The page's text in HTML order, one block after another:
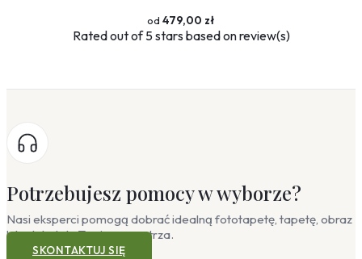
479,00 zł
Ratedout of 5 stars based onreview(s)
Potrzebujesz pomocy w wyborze?
Nasi eksperci pomogą dobrać idealną fototapetę, tapetę, obraz
lub plakat do Twojego wnętrza.
SKONTAKTUJ SIĘ